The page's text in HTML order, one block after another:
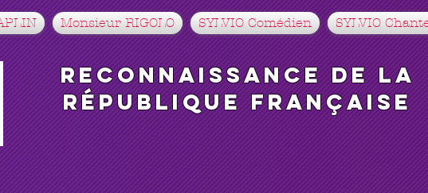
Monsieur RIGOLO SYLVIO Comédien SYLVIO
Reconnaissance de La
République Française